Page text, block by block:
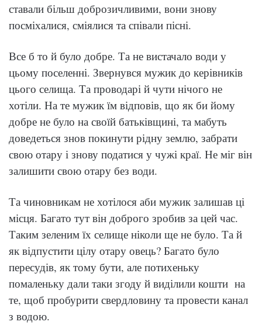
ставали більш доброзичливими, вони знову
посміхалися, сміялися та співали пісні.
Все б то й було добре. Та не вистачало води у
цьому поселенні. Звернувся мужик до керівників
цього селища. Та проводарі й чути нічого не
хотіли. На те мужик їм відповів, що як би йому
добре не було на своїй батьківщині, та мабуть
доведеться знов покинути рідну землю, забрати
свою отару і знову податися у чужі краї. Не міг він
залишити свою отару без води.
Та чиновникам не хотілося аби мужик залишав ці
місця. Багато тут він доброго зробив за цей час.
Таким зеленим їх селище ніколи ще не було. Та й
як відпустити цілу отару овець? Багато було
пересудів, як тому бути, але потихеньку
помаленьку дали таки згоду й виділили кошти на
те, щоб пробурити свердловину та провести канал
з водою.